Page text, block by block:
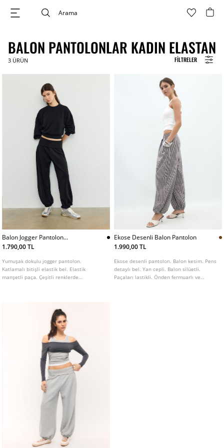
FILTRELER
BALON PANTOLONLAR KADIN ELASTAN
3 ÜRÜN
Balon Jogger Pantolon
Katlamalı Bel Yumusak Doku
1.790,00 TL
Yumuşak dokulu jogger pantolon.
Katlamalı bitişli elastik bel. Elastik
manşetli paça. Çeşitli renklerde
Ekose Desenli Balon Pantolon
1.990,00 TL
Ekose desenli pantolon. Balon kesim. Pens
detaylı bel. Yan cepli. Balon silüetli.
Paçaları lastikli. Önden fermuarlı ve